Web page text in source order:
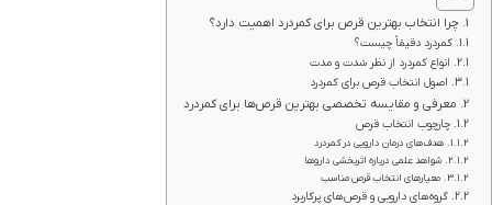
چرا انتخاب بهترین قرص برای کمردرد اهمیت دارد؟
کمردرد دقیقاً چیست؟
انواع کمردرد از نظر شدت و مدت
اصول انتخاب قرص برای کمردرد
معرفی و مقایسه تخصصی بهترین قرص‌ها برای کمردرد
چارچوب انتخاب قرص
هدف‌های درمان دارویی در کمردرد
شواهد علمی درباره اثربخشی داروها
معیارهای انتخاب قرص مناسب
گروه‌های دارویی و قرص‌های پرکاربرد